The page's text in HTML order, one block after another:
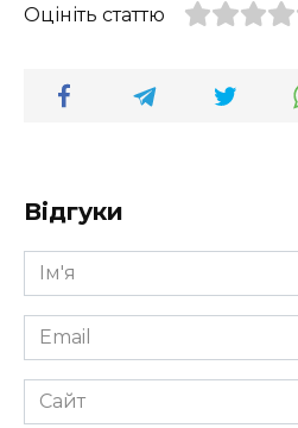
Оцініть статтю
Відгуки
Ім'я
*
Email
*
Сайт